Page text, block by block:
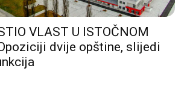
VLAST U ISTOČNOM
dvije opštine, slijedi